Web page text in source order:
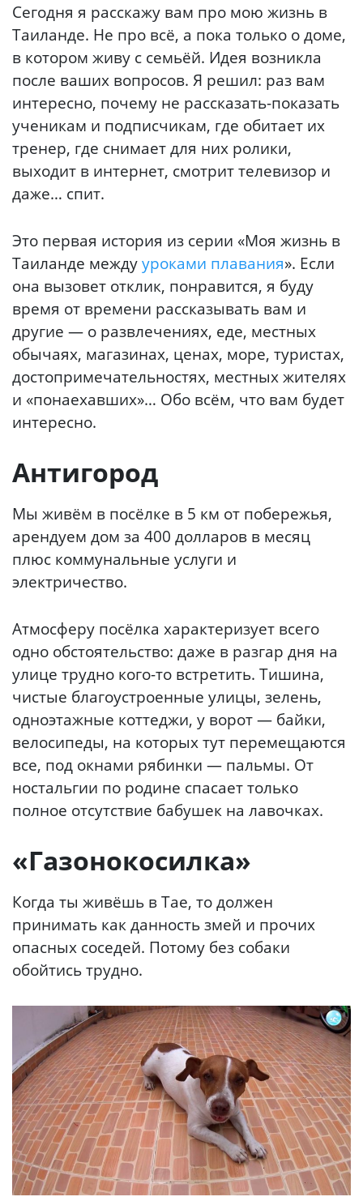
Сегодня я расскажу вам про мою жизнь в
Таиланде. Не про всё, а пока только о доме,
в котором живу с семьёй. Идея возникла
после ваших вопросов. Я решил: раз вам
интересно, почему не рассказать-показать
ученикам и подписчикам, где обитает их
тренер, где снимает для них ролики,
выходит в интернет, смотрит телевизор и
даже… спит.
Это первая история из серии «Моя жизнь в
Таиланде междууроками плавания». Если
она вызовет отклик, понравится, я буду
время от времени рассказывать вам и
другие — о развлечениях, еде, местных
обычаях, магазинах, ценах, море, туристах,
достопримечательностях, местных жителях
и «понаехавших»… Обо всём, что вам будет
интересно.
Антигород
Мы живём в посёлке в 5 км от побережья,
арендуем дом за 400 долларов в месяц
плюс коммунальные услуги и
электричество.
Атмосферу посёлка характеризует всего
одно обстоятельство: даже в разгар дня на
улице трудно кого-то встретить. Тишина,
чистые благоустроенные улицы, зелень,
одноэтажные коттеджи, у ворот — байки,
велосипеды, на которых тут перемещаются
все, под окнами рябинки — пальмы. От
ностальгии по родине спасает только
полное отсутствие бабушек на лавочках.
«Газонокосилка»
Когда ты живёшь в Тае, то должен
принимать как данность змей и прочих
опасных соседей. Потому без собаки
обойтись трудно.